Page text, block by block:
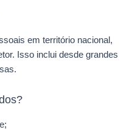
em território nacional,
Isso inclui desde grandes